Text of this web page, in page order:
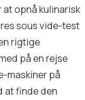
at opnå kulinarisk
sous vide-test
rigtige
på en rejse
maskiner på
at finde den